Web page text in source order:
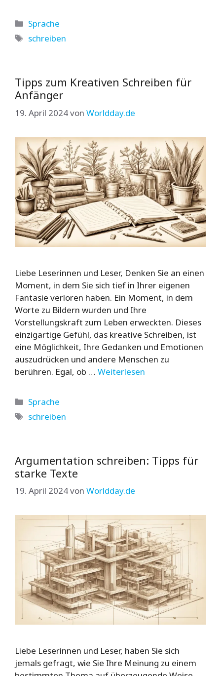
Kategorien
Sprache
Schlagwörter
schreiben
Tipps zum Kreativen Schreiben für
Anfänger
19. April 2024von Worldday.de
Liebe Leserinnen und Leser, Denken Sie an einen
Moment, in dem Sie sich tief in Ihrer eigenen
Fantasie verloren haben. Ein Moment, in dem
Worte zu Bildern wurden und Ihre
Vorstellungskraft zum Leben erweckten. Dieses
einzigartige Gefühl, das kreative Schreiben, ist
eine Möglichkeit, Ihre Gedanken und Emotionen
auszudrücken und andere Menschen zu
berühren. Egal, ob … Weiterlesen
Kategorien
Sprache
Schlagwörter
schreiben
Argumentation schreiben: Tipps für
starke Texte
19. April 2024von Worldday.de
Liebe Leserinnen und Leser, haben Sie sich
jemals gefragt, wie Sie Ihre Meinung zu einem